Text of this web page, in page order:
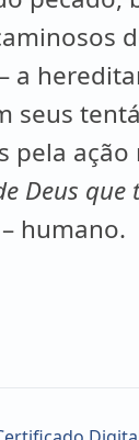
a
seus
pela
Deus
– humano.